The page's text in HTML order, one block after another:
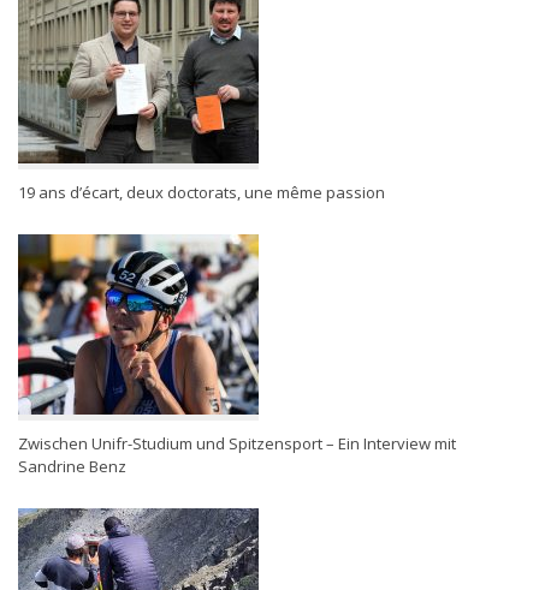
19 ans d’écart, deux doctorats, une même passion
Zwischen Unifr-Studium und Spitzensport – Ein Interview mit
Sandrine Benz